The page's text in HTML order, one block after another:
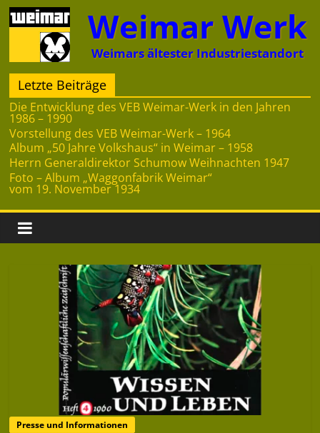
Zum
Inhalt
springen
Weimar Werk
Weimars ältester Industriestandort
Letzte Beiträge
Die Entwicklung des VEB Weimar-Werk in den Jahren
1986 – 1990
Vorstellung des VEB Weimar-Werk – 1964
Album „50 Jahre Volkshaus“ in Weimar – 1958
Herrn Generaldirektor Schumow Weihnachten 1947
Foto – Album „Waggonfabrik Weimar“
vom 19. November 1934
Presse und Informationen